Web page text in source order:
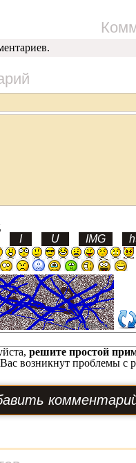
решите простой
возникнут проблемы с